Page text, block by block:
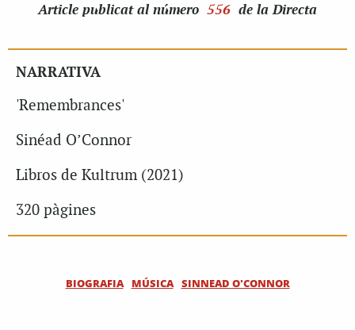
Article publicat al número 556 de la Directa
NARRATIVA
'Remembrances'
Sinéad O’Connor
Libros de Kultrum (2021)
320 pàgines
BIOGRAFIA MÚSICA SINNEAD O'CONNOR